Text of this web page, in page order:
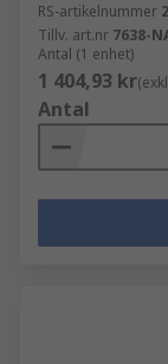
RS-artikelnummer
Tillv. art.nr 7638-
Antal (1 enhet)
1 404,93 kr
Antal